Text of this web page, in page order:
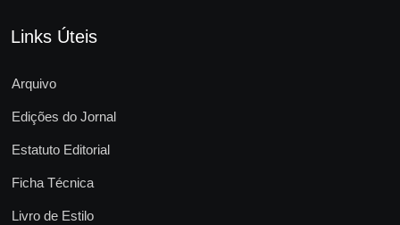
Links Úteis
Arquivo
Edições do Jornal
Estatuto Editorial
Ficha Técnica
Livro de Estilo